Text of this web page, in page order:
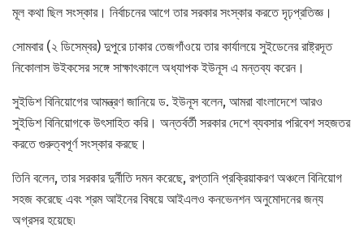
মূল কথা ছিল সংস্কার। নির্বাচনের আগে তার সরকার সংস্কার করতে দৃঢ়প্রতিজ্ঞ।
সোমবার (২ ডিসেম্বর) দুপুরে ঢাকার তেজগাঁওয়ে তার কার্যালয়ে সুইডেনের রাষ্ট্রদূত
নিকোলাস উইকসের সঙ্গে সাক্ষাৎকালে অধ্যাপক ইউনূস এ মন্তব্য করেন।
সুইডিশ বিনিয়োগের আমন্ত্রণ জানিয়ে ড. ইউনূস বলেন, আমরা বাংলাদেশে আরও
সুইডিশ বিনিয়োগকে উৎসাহিত করি। অন্তর্বর্তী সরকার দেশে ব্যবসার পরিবেশ সহজতর
করতে গুরুত্বপূর্ণ সংস্কার করছে।
তিনি বলেন, তার সরকার দুর্নীতি দমন করেছে, রপ্তানি প্রক্রিয়াকরণ অঞ্চলে বিনিয়োগ
সহজ করেছে এবং শ্রম আইনের বিষয়ে আইএলও কনভেনশন অনুমোদনের জন্য
অগ্রসর হয়েছে৷